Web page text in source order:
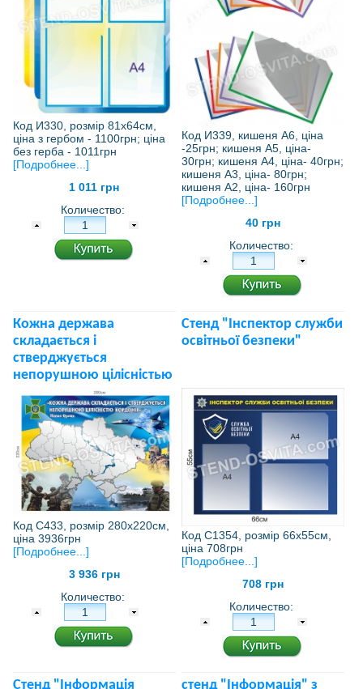
Код И330, розмір 81х64см,
ціна з гербом - 1100грн; ціна
без герба - 1011грн
[Подробнее...]
1 011 грн
Количество:
Код И339, кишеня А6, ціна
-25грн; кишеня А5, ціна-
30грн; кишеня А4, ціна- 40грн;
кишеня А3, ціна- 80грн;
кишеня А2, ціна- 160грн
[Подробнее...]
40 грн
Количество:
Кожна держава
складається і
стверджується
непорушною цілісністью
Код С433, розмір 280х220см,
ціна 3936грн
[Подробнее...]
3 936 грн
Количество:
Стенд "Інспектор служби
освітньої безпеки"
Код С1354, розмір 66х55см,
ціна 708грн
[Подробнее...]
708 грн
Количество:
Стенд "Інформація стенд "Інформація" з